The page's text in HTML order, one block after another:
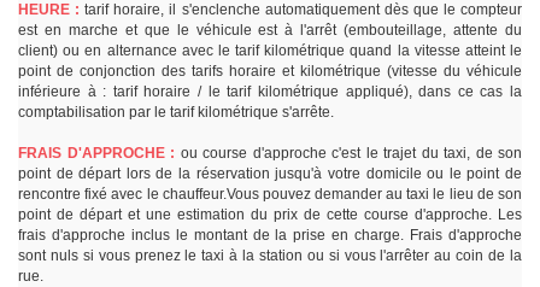
HEURE : tarif horaire, il s'enclenche automatiquement dès que le compteur
est en marche et que le véhicule est à l'arrêt (embouteillage, attente du
client) ou en alternance avec le tarif kilométrique quand la vitesse atteint le
point de conjonction des tarifs horaire et kilométrique (vitesse du véhicule
inférieure à : tarif horaire / le tarif kilométrique appliqué), dans ce cas la
comptabilisation par le tarif kilométrique s'arrête.
FRAIS D'APPROCHE : ou course d'approche c'est le trajet du taxi, de son
point de départ lors de la réservation jusqu'à votre domicile ou le point de
rencontre fixé avec le chauffeur.Vous pouvez demander au taxi le lieu de son
point de départ et une estimation du prix de cette course d'approche. Les
frais d'approche inclus le montant de la prise en charge. Frais d'approche
sont nuls si vous prenez le taxi à la station ou si vous l'arrêter au coin de la
rue.